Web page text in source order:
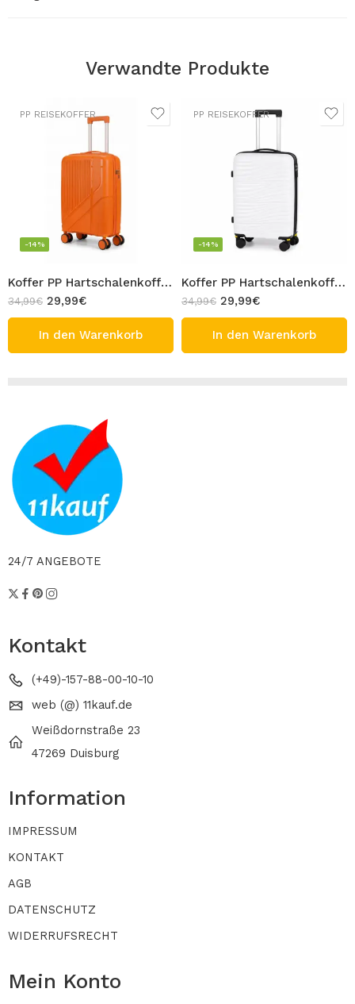
Verwandte Produkte
PP REISEKOFFER
Koffer PP Hartschalenkoffer Handgepäck Orange mit abnehmbaren Rollen Reisekoffer 4 Rolle Trolley TSA Schloss 360 Grad Zwillingsrolle Kabin Gepäck 45L 55cm
-14%
34,99€ 29,99€
In den Warenkorb
PP REISEKOFFER
Koffer PP Hartschalenkoffer Handgepäck Weiß mit abnehmbaren Rollen Reisekoffer 4 Rolle Trolley TSA Schloss 360 Grad Zwillingsrolle Kabin Gepäck 45L 55cm
-14%
34,99€ 29,99€
In den Warenkorb
24/7 ANGEBOTE
Kontakt
(+49)-157-88-00-10-10
web (@) 11kauf.de
Weißdornstraße 23
47269 Duisburg
Information
IMPRESSUM
KONTAKT
AGB
DATENSCHUTZ
WIDERRUFSRECHT
Mein Konto